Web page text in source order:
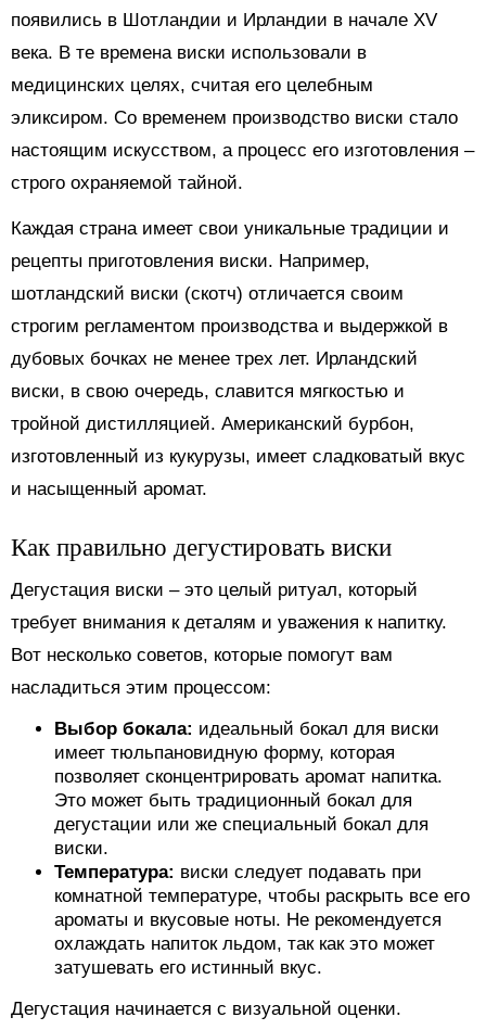
появились в Шотландии и Ирландии в начале XV
века. В те времена виски использовали в
медицинских целях, считая его целебным
эликсиром. Со временем производство виски стало
настоящим искусством, а процесс его изготовления –
строго охраняемой тайной.
Каждая страна имеет свои уникальные традиции и
рецепты приготовления виски. Например,
шотландский виски (скотч) отличается своим
строгим регламентом производства и выдержкой в
дубовых бочках не менее трех лет. Ирландский
виски, в свою очередь, славится мягкостью и
тройной дистилляцией. Американский бурбон,
изготовленный из кукурузы, имеет сладковатый вкус
и насыщенный аромат.
Как правильно дегустировать виски
Дегустация виски – это целый ритуал, который
требует внимания к деталям и уважения к напитку.
Вот несколько советов, которые помогут вам
насладиться этим процессом:
Выбор бокала: идеальный бокал для виски
имеет тюльпановидную форму, которая
позволяет сконцентрировать аромат напитка.
Это может быть традиционный бокал для
дегустации или же специальный бокал для
виски.
Температура: виски следует подавать при
комнатной температуре, чтобы раскрыть все его
ароматы и вкусовые ноты. Не рекомендуется
охлаждать напиток льдом, так как это может
затушевать его истинный вкус.
Дегустация начинается с визуальной оценки.